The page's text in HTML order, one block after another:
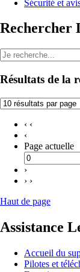
Sécurité et
Rechercher
Résultats de la
‹ ‹
‹
Page actuelle
›
› ›
Haut de page
Assistance
Accueil du
Pilotes et